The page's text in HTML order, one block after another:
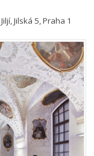
Jilská 5, Praha 1